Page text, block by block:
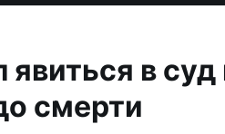
в суд
смерти